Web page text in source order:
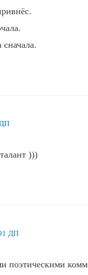
)))
ДП
поэтическими